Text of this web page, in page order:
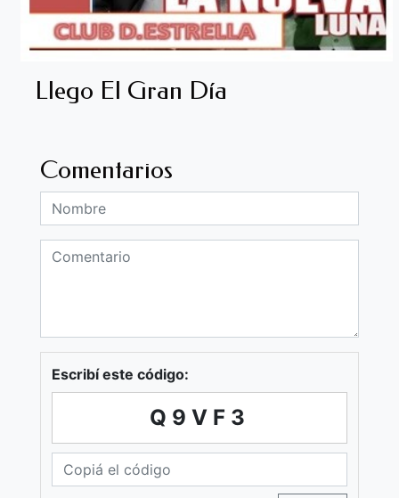
Llego El Gran Día
Comentarios
Escribí este código:
Q9VF3